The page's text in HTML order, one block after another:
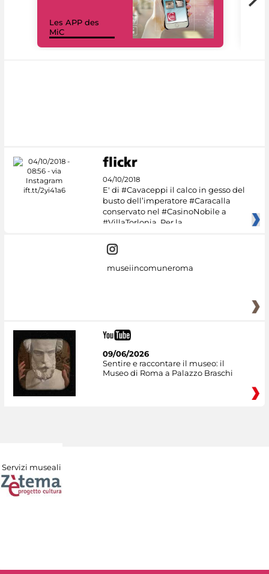
Les APP des
MiC
04/10/2018
E' di #Cavaceppi il calco in gesso del
busto dell’imperatore #Caracalla
conservato nel #CasinoNobile a
#VillaTorlonia. Per la
museiincomuneroma
09/06/2026
Sentire e raccontare il museo: il
Museo di Roma a Palazzo Braschi
Servizi museali